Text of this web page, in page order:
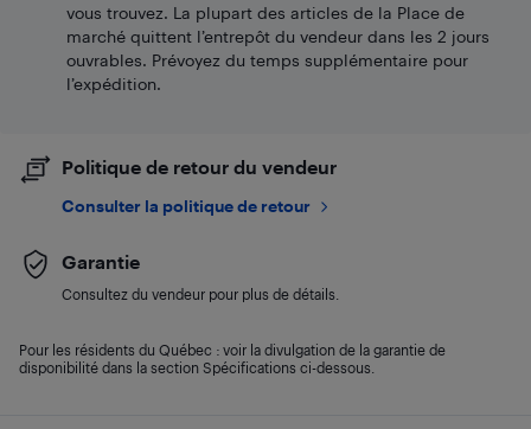
vous trouvez. La plupart des articles de la Place de
marché quittent l’entrepôt du vendeur dans les 2 jours
ouvrables. Prévoyez du temps supplémentaire pour
l’expédition.
Politique de retour du vendeur
Consulter la politique de retour
Garantie
Consultez du vendeur pour plus de détails.
Pour les résidents du Québec : voir la divulgation de la garantie de
disponibilité dans la section Spécifications ci-dessous.